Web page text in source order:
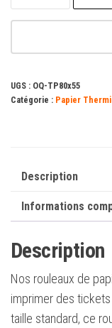
mm
de
BPA,
UGS : OQ-TP80x55
Catégorie : Papier
Description
Informations
Description
Nos rouleaux de
imprimer des
taille standard, ce